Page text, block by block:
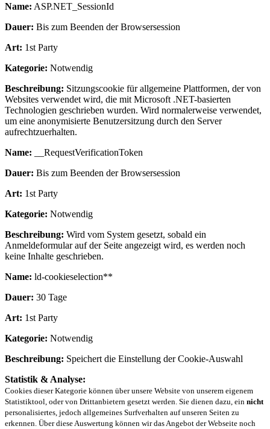
Name: ASP.NET_SessionId
Dauer: Bis zum Beenden der Browsersession
Art: 1st Party
Kategorie: Notwendig
Beschreibung: Sitzungscookie für allgemeine Plattformen, der von
Websites verwendet wird, die mit Microsoft .NET-basierten
Technologien geschrieben wurden. Wird normalerweise verwendet,
um eine anonymisierte Benutzersitzung durch den Server
aufrechtzuerhalten.
Name: __RequestVerificationToken
Dauer: Bis zum Beenden der Browsersession
Art: 1st Party
Kategorie: Notwendig
Beschreibung: Wird vom System gesetzt, sobald ein
Anmeldeformular auf der Seite angezeigt wird, es werden noch
keine Inhalte geschrieben.
Name: ld-cookieselection**
Dauer: 30 Tage
Art: 1st Party
Kategorie: Notwendig
Beschreibung: Speichert die Einstellung der Cookie-Auswahl
Statistik & Analyse:
Cookies dieser Kategorie können über unsere Website von unserem eigenem
Statistiktool, oder von Drittanbietern gesetzt werden. Sie dienen dazu, ein nicht
personalisiertes, jedoch allgemeines Surfverhalten auf unseren Seiten zu
erkennen. Über diese Auswertung können wir das Angebot der Webseite noch